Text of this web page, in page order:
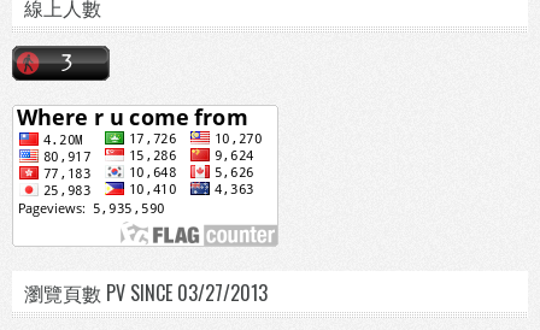
線上人數
瀏覽頁數 PV SINCE 03/27/2013